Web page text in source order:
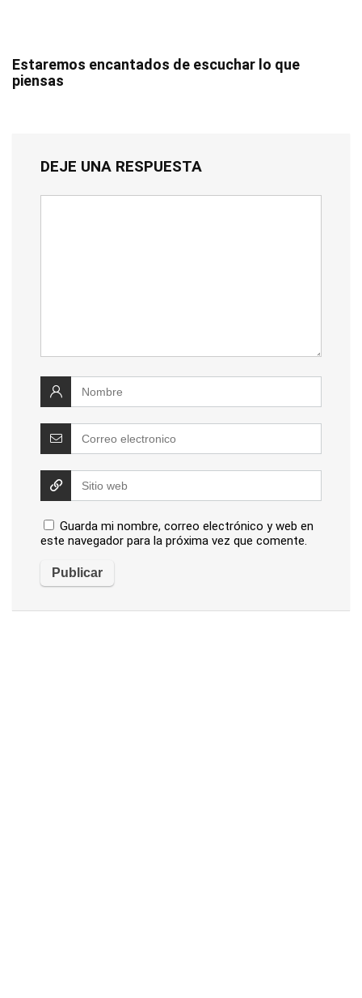
Estaremos encantados de escuchar lo que
piensas
DEJE UNA RESPUESTA
Guarda mi nombre, correo electrónico y web en
este navegador para la próxima vez que comente.